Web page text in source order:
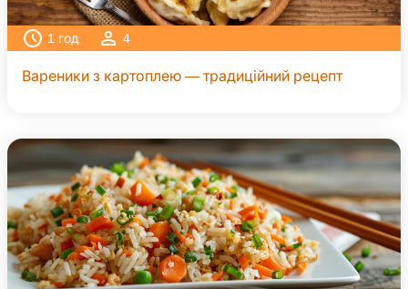
1 год 4
Вареники з картоплею — традиційний рецепт